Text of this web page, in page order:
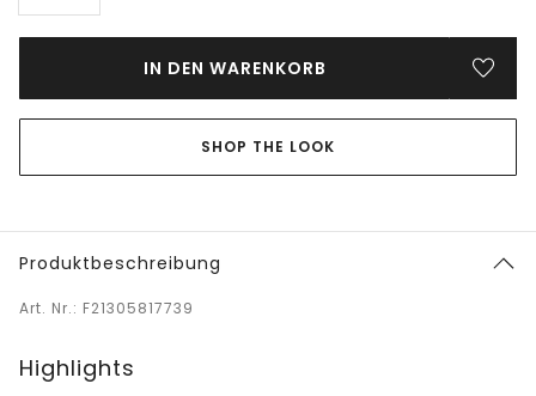
IN DEN WARENKORB
SHOP THE LOOK
Produktbeschreibung
Art. Nr.: F21305817739
Highlights